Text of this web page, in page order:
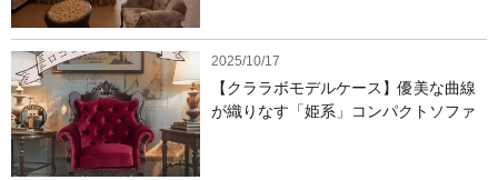
2025/10/17
【クララボモデルケース】優美な曲線
が織りなす「姫系」コンパクトソファ